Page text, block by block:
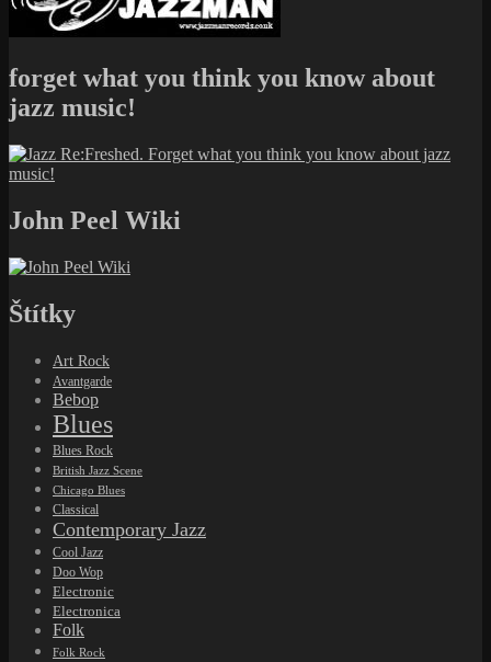
forget what you think you know about
jazz music!
John Peel Wiki
Štítky
Art Rock
Avantgarde
Bebop
Blues
Blues Rock
British Jazz Scene
Chicago Blues
Classical
Contemporary Jazz
Cool Jazz
Doo Wop
Electronic
Electronica
Folk
Folk Rock